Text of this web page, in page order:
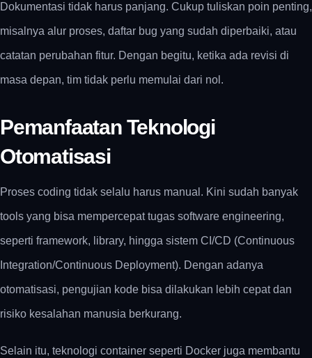
Dokumentasi tidak harus panjang. Cukup tuliskan poin penting,
misalnya alur proses, daftar bug yang sudah diperbaiki, atau
catatan perubahan fitur. Dengan begitu, ketika ada revisi di
masa depan, tim tidak perlu memulai dari nol.
Pemanfaatan Teknologi
Otomatisasi
Proses coding tidak selalu harus manual. Kini sudah banyak
tools yang bisa mempercepattugas software engineering,
seperti framework, library, hingga sistem CI/CD (Continuous
Integration/Continuous Deployment). Dengan adanya
otomatisasi, pengujian kode bisa dilakukan lebih cepat dan
risiko kesalahan manusia berkurang.
Selain itu, teknologi container seperti Docker juga membantu